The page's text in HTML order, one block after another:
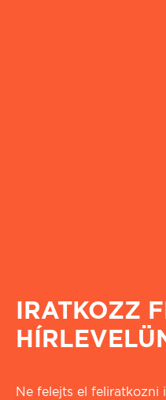
IRATKOZZ
Ne felejts el feliratkozni